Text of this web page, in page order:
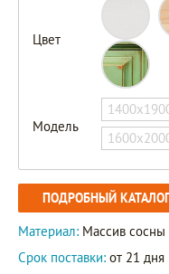
Цвет
Модель
ПОДРОБНЫЙ
Материал: Массив сосны
Срок поставки: от 21 дня